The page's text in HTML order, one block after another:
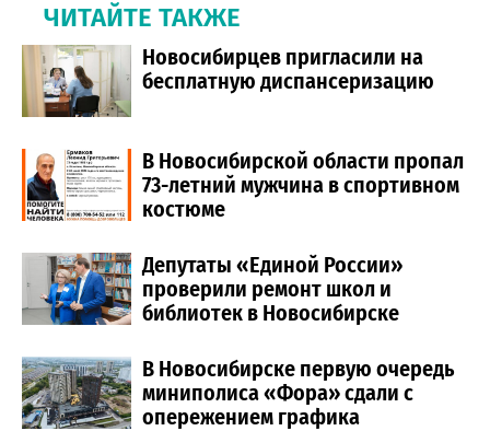
ЧИТАЙТЕ ТАКЖЕ
Новосибирцев пригласили на
бесплатную диспансеризацию
В Новосибирской области пропал
73-летний мужчина в спортивном
костюме
Депутаты «Единой России»
проверили ремонт школ и
библиотек в Новосибирске
В Новосибирске первую очередь
миниполиса «Фора» сдали с
опережением графика